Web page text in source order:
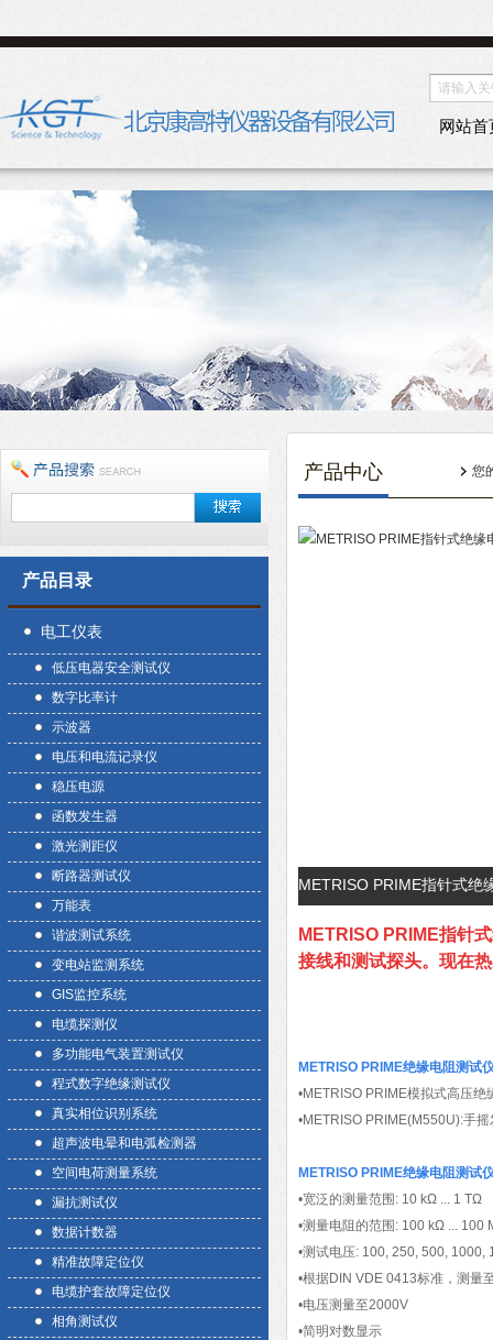
网站首
产品目录
电工仪表
低压电器安全测试仪
数字比率计
示波器
电压和电流记录仪
稳压电源
函数发生器
激光测距仪
断路器测试仪
万能表
谐波测试系统
变电站监测系统
GIS监控系统
电缆探测仪
多功能电气装置测试仪
程式数字绝缘测试仪
真实相位识别系统
超声波电晕和电弧检测器
空间电荷测量系统
漏抗测试仪
数据计数器
精准故障定位仪
电缆护套故障定位仪
相角测试仪
产品中心 您
METRISO PRIME指针式绝
METRISO PRIME指针
接线和测试探头。现在
METRISO PRIME绝缘电阻测试
•METRISO PRIME模拟式高压
•METRISO PRIME(M550U):手
METRISO PRIME绝缘电阻测试
•宽泛的测量范围: 10 kΩ ... 1 TΩ
•测量电阻的范围: 100 kΩ ... 100
•测试电压: 100, 250, 500,
•根据DIN VDE 0413标准，测量
•电压测量至2000V
•简明对数显示